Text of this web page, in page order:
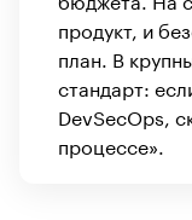
продукт, и
план. В
стандарт:
DevSecOps,
процессе».